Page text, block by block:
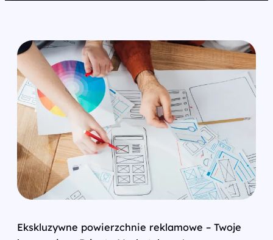
Ekskluzywne powierzchnie reklamowe – Twoje